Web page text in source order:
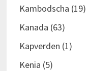
Kambodscha (19)
Kanada (63)
Kapverden (1)
Kenia (5)